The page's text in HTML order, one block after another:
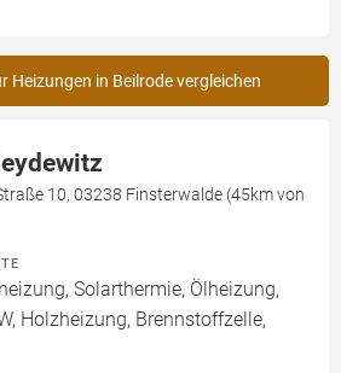
Heizungen in Beilrode vergleichen
10, 03238 Finsterwalde (45km von
Solarthermie, Ölheizung,
Holzheizung, Brennstoffzelle,